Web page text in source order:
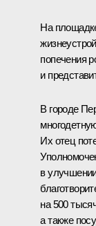
На
попечения
и
В городе
Их отец
в
на 500
а также